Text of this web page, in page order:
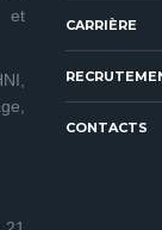
CARRIÈRE
CONTACTS